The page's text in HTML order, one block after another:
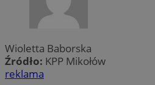
Wioletta Baborska
Źródło: KPP Mikołów
reklama